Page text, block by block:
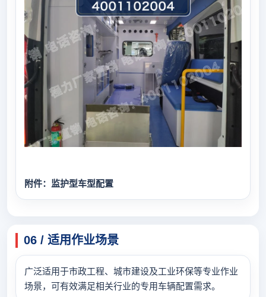
附件：监护型车型配置
06 / 适用作业场景
广泛适用于市政工程、城市建设及工业环保等专业作业
场景，可有效满足相关行业的专用车辆配置需求。